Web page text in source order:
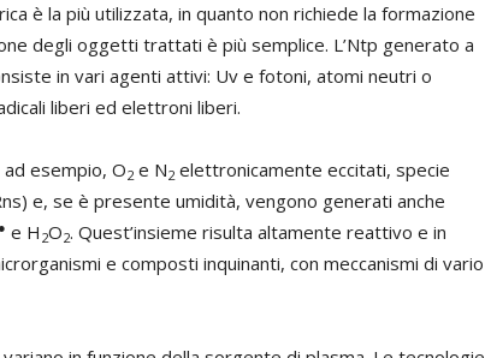
è la più utilizzata, in quanto non richiede la formazione
degli oggetti trattati è più semplice. L’Ntp generato a
in vari agenti attivi: Uv e fotoni, atomi neutri o
liberi ed elettroni liberi.
esempio, O2 e N2 elettronicamente eccitati, specie
e, se è presente umidità, vengono generati anche
● e H 2O2. Quest’insieme risulta altamente reattivo e in
e composti inquinanti, con meccanismi di vario